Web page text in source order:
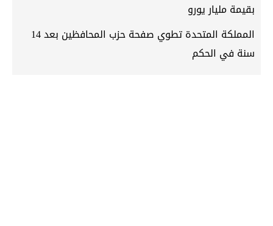
بقيمة مليار يورو
المملكة المتحدة تطوي صفحة حزب المحافظين بعد 14
سنة في الحكم